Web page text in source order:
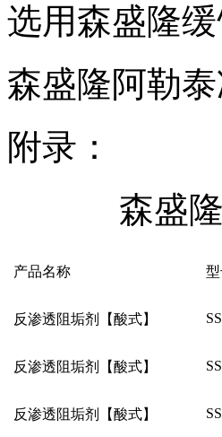
选用森盛隆
森盛隆阿勒
附录：
森盛
产品名称
反渗透阻垢剂【酸式】
反渗透阻垢剂【酸式】
反渗透阻垢剂【酸式】